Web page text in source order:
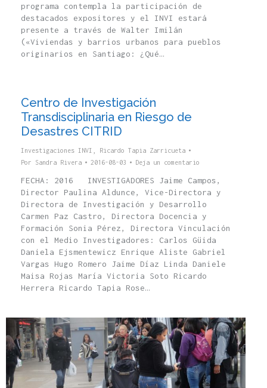
programa contempla la participación de
destacados expositores y el INVI estará
presente a través de Walter Imilán
(«Viviendas y barrios urbanos para pueblos
originarios en Santiago: ¿Qué…
Centro de Investigación
Transdisciplinaria en Riesgo de
Desastres CITRID
Investigaciones INVI
Ricardo Tapia Zarricueta
Por Sandra Rivera 2016-08-03 Deja un comentario
FECHA: 2016 INVESTIGADORES Jaime Campos,
Director Paulina Aldunce, Vice-Directora y
Directora de Investigación y Desarrollo
Carmen Paz Castro, Directora Docencia y
Formación Sonia Pérez, Directora Vinculación
con el Medio Investigadores: Carlos Güida
Daniela Ejsmentewicz Enrique Aliste Gabriel
Vargas Hugo Romero Jaime Díaz Linda Daniele
Maisa Rojas María Victoria Soto Ricardo
Herrera Ricardo Tapia Rose…